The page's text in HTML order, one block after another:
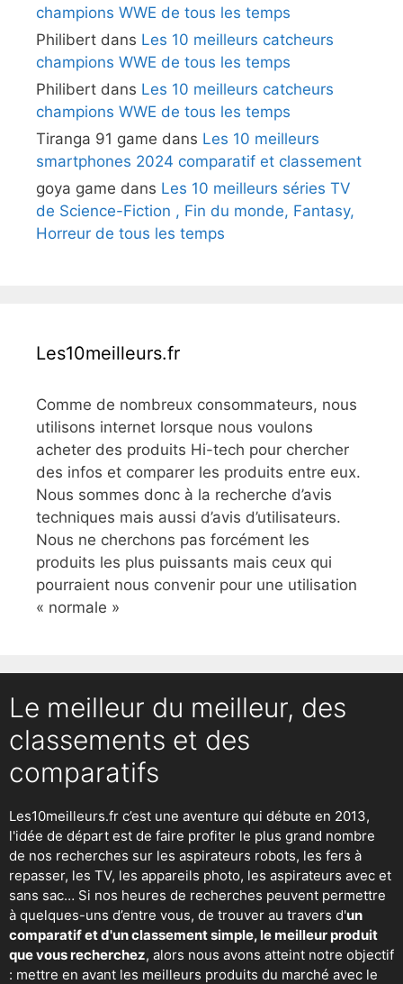
champions WWE de tous les temps
Philibert dans Les 10 meilleurs catcheurs
champions WWE de tous les temps
Philibert dans Les 10 meilleurs catcheurs
champions WWE de tous les temps
Tiranga 91 game dans Les 10 meilleurs
smartphones 2024 comparatif et classement
goya game dans Les 10 meilleurs séries TV
de Science-Fiction , Fin du monde, Fantasy,
Horreur de tous les temps
Les10meilleurs.fr
Comme de nombreux consommateurs, nous
utilisons internet lorsque nous voulons
acheter des produits Hi-tech pour chercher
des infos et comparer les produits entre eux.
Nous sommes donc à la recherche d’avis
techniques mais aussi d’avis d’utilisateurs.
Nous ne cherchons pas forcément les
produits les plus puissants mais ceux qui
pourraient nous convenir pour une utilisation
« normale »
Le meilleur du meilleur, des
classements et des
comparatifs
Les10meilleurs.fr c’est une aventure qui débute en 2013,
l'idée de départ est de faire profiter le plus grand nombre
de nos recherches sur les aspirateurs robots, les fers à
repasser, les TV, les appareils photo, les aspirateurs avec et
sans sac… Si nos heures de recherches peuvent permettre
à quelques-uns d’entre vous, de trouver au travers d'un
comparatif et d'un classement simple, le meilleur produit
que vous recherchez, alors nous avons atteint notre objectif
: mettre en avant les meilleurs produits du marché avec le